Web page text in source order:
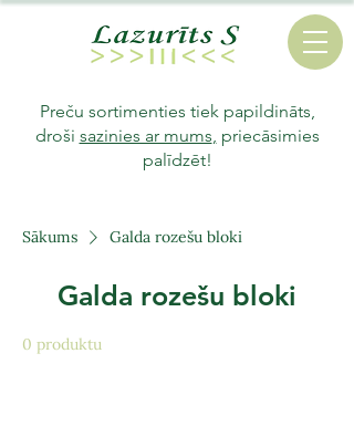
Preču sortimenties tiek papildināts,
droši sazinies ar mums, priecāsimies
palīdzēt!
Sākums Galda rozešu bloki
Galda rozešu bloki
0 produktu